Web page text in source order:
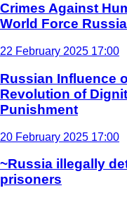
Crimes Against
World Force
22 February 2025 17:00
Russian Influence
Revolution of
Punishment
20 February 2025 17:00
~Russia illegally
prisoners